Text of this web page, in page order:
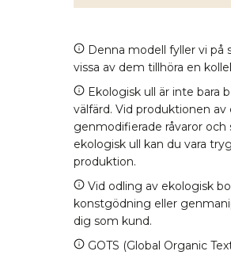
Denna modell fyller vi på
vissa av dem tillhöra en
Ekologisk ull är inte bara
välfärd. Vid produktionen
genmodifierade råvaror
ekologisk ull kan du vara
produktion.
Vid odling av ekologisk
konstgödning eller
dig som kund.
GOTS (Global Organic